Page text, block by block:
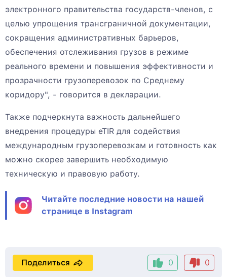
электронного правительства государств-членов, с
целью упрощения трансграничной документации,
сокращения административных барьеров,
обеспечения отслеживания грузов в режиме
реального времени и повышения эффективности и
прозрачности грузоперевозок по Среднему
коридору", - говорится в декларации.
Также подчеркнута важность дальнейшего
внедрения процедуры eTIR для содействия
международным грузоперевозкам и готовность как
можно скорее завершить необходимую
техническую и правовую работу.
Читайте последние новости на нашей
странице в Instagram
0 0
Поделиться